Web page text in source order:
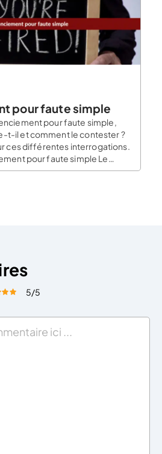
: définition et importance
à structurer et formaliser le
d’un […]
pour faute simple
pour faute simple,
t-il et comment le contester ?
ces différentes interrogations.
pour faute simple Le
simple est l’un des
cet article:
5/5